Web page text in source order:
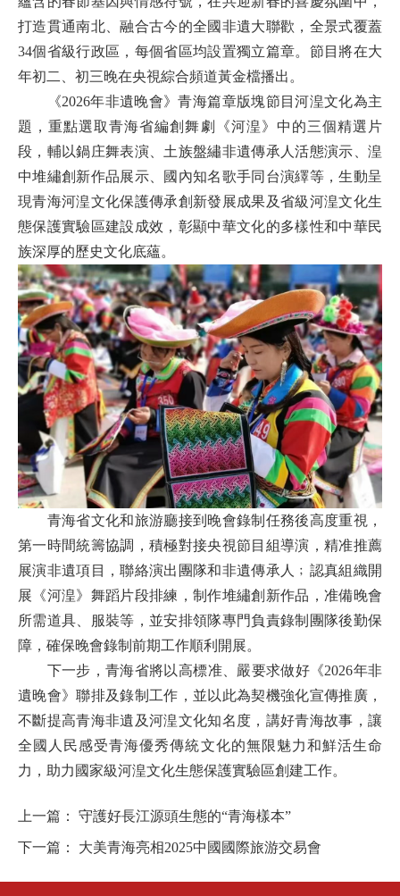
打造貫通南北、融合古今的全國非遺大聯歡，全景式覆蓋
34個省級行政區，每個省區均設置獨立篇章。節目將在大
年初二、初三晚在央視綜合頻道黃金檔播出。
《2026年非遺晚會》青海篇章版塊節目河湟文化為主
題，重點選取青海省編創舞劇《河湟》中的三個精選片
段，輔以鍋庄舞表演、土族盤繡非遺傳承人活態演示、湟
中堆繡創新作品展示、國內知名歌手同台演繹等，生動呈
現青海河湟文化保護傳承創新發展成果及省級河湟文化生
態保護實驗區建設成效，彰顯中華文化的多樣性和中華民
族深厚的歷史文化底蘊。
青海省文化和旅游廳接到晚會錄制任務後高度重視，
第一時間統籌協調，積極對接央視節目組導演，精准推薦
展演非遺項目，聯絡演出團隊和非遺傳承人﹔認真組織開
展《河湟》舞蹈片段排練，制作堆繡創新作品，准備晚會
所需道具、服裝等，並安排領隊專門負責錄制團隊後勤保
障，確保晚會錄制前期工作順利開展。
下一步，青海省將以高標准、嚴要求做好《2026年非
遺晚會》聯排及錄制工作，並以此為契機強化宣傳推廣，
不斷提高青海非遺及河湟文化知名度，講好青海故事，讓
全國人民感受青海優秀傳統文化的無限魅力和鮮活生命
力，助力國家級河湟文化生態保護實驗區創建工作。
上一篇： 守護好長江源頭生態的“青海樣本”
下一篇： 大美青海亮相2025中國國際旅游交易會